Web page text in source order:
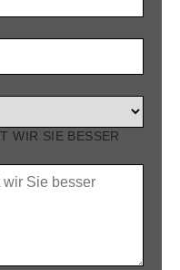
WIR SIE BESSER